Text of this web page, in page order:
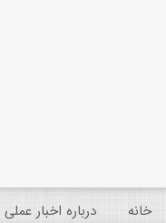
خانه درباره اخبار عملی